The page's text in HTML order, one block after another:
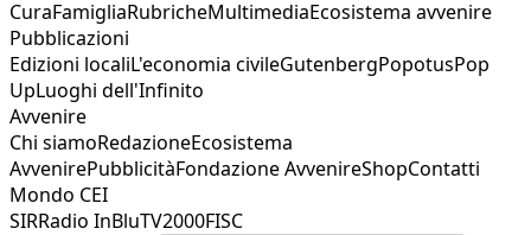
CuraFamigliaRubricheMultimediaEcosistema avvenire
Pubblicazioni
Edizioni localiL'economia civileGutenbergPopotusPop
UpLuoghi dell'Infinito
Avvenire
Chi siamoRedazioneEcosistema
AvvenirePubblicitàFondazione AvvenireShopContatti
Mondo CEI
SIRRadio InBluTV2000FISC